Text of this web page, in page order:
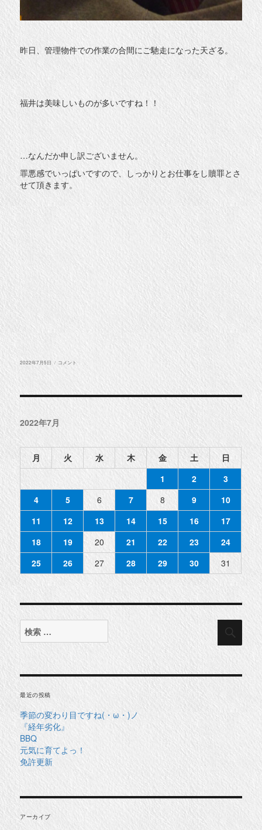
昨日、管理物件での作業の合間にご馳走になった天ざる。
福井は美味しいものが多いですね！！
…なんだか申し訳ございません。
罪悪感でいっぱいですので、しっかりとお仕事をし贖罪とさ
せて頂きます。
投
2022年7月5日
贖
コメント
2022年7月
月 火 水 木 金 土
日
1
2
3
4
5 6 7 8 9
10
11
12 13 14 15 16
17
18
19 20 21 22 23
24
25
26 27 28 29 30 31
索
象:
最近の投稿
季節の変わり目ですね(・ω・)ノ
『経年劣化』
BBQ
元気に育てよっ！
免許更新
アーカイブ